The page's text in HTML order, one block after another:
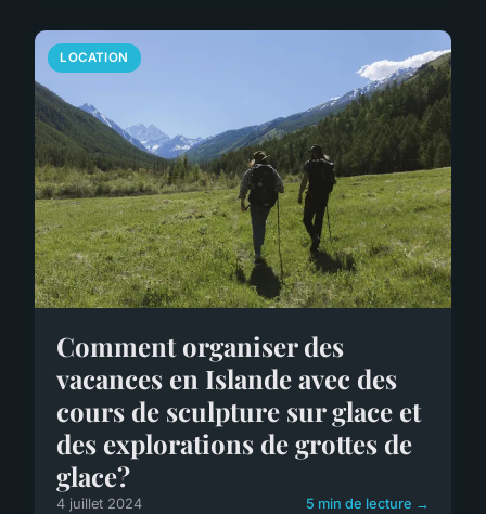
LOCATION
Comment organiser des
vacances en Islande avec des
cours de sculpture sur glace et
des explorations de grottes de
glace?
4 juillet 2024 5 min de lecture →